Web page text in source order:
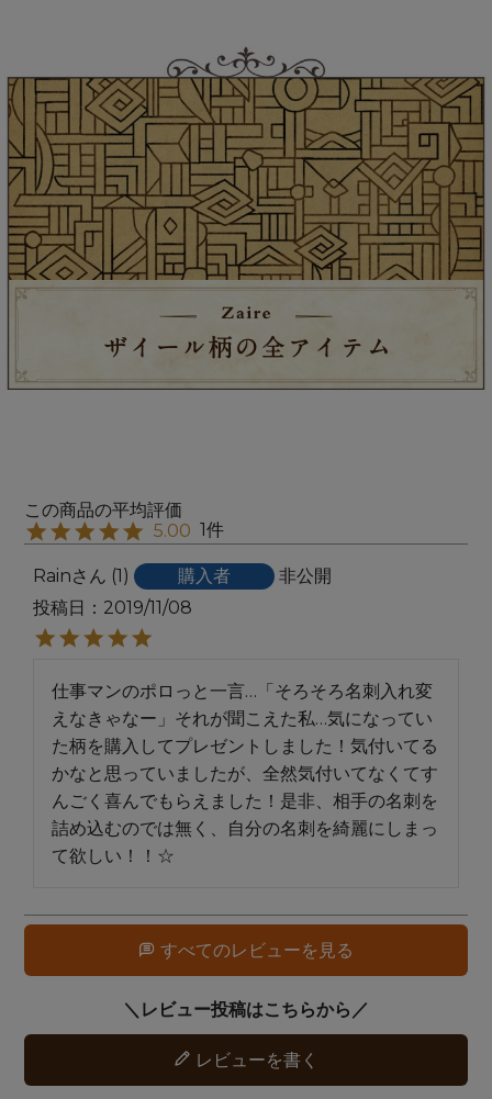
5.00 1
Rain 1 購入者
非公開
投稿日
2019/11/08
仕事マンのポロっと一言…「そろそろ名刺入れ変
えなきゃなー」それが聞こえた私…気になってい
た柄を購入してプレゼントしました！気付いてる
かなと思っていましたが、全然気付いてなくてす
んごく喜んでもらえました！是非、相手の名刺を
詰め込むのでは無く、自分の名刺を綺麗にしまっ
て欲しい！！☆
すべてのレビューを見る
レビューを書く